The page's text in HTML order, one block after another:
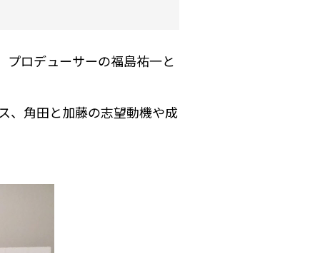
プロデューサーの福島祐一と
、角田と加藤の志望動機や成